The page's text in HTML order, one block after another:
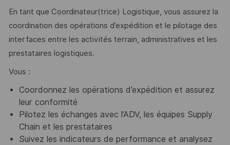
En tant que Coordinateur(trice) Logistique, vous assurez la
coordination des opérations d’expédition et le pilotage des
interfaces entre les activités terrain, administratives et les
prestataires logistiques.
Vous :
Coordonnez les opérations d’expédition et assurez
leur conformité
Pilotez les échanges avec l’ADV, les équipes Supply
Chain et les prestataires
Suivez les indicateurs de performance et analysez